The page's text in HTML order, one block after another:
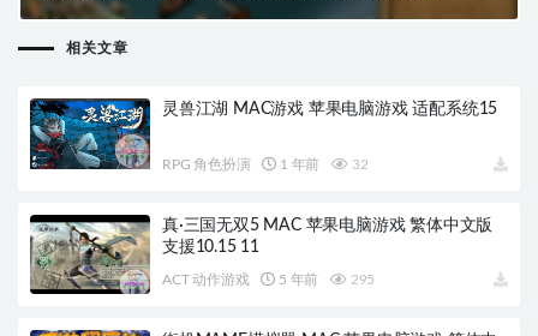
10.14 10.15 11 适用于APPLE CPU
相关文章
灵兽江湖 MAC游戏 苹果电脑游戏 适配系统15
RPG 角色扮演 1 年前 32
真·三国无双5 MAC 苹果电脑游戏 繁体中文版
支援10.15 11
ACT 动作游戏 5 年前 295